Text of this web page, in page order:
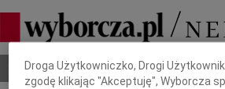
Nekrologi Odeszli Poradnik
Dbamy o Twoją prywatność
Droga Użytkowniczko, Drogi
zgodę klikając "Akceptuję", Wyborcza